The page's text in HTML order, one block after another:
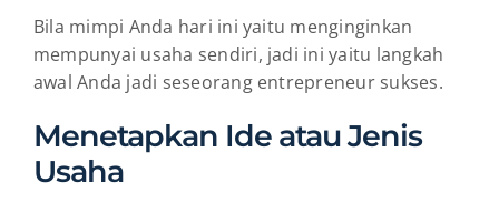
Bila mimpi Anda hari ini yaitu menginginkan
mempunyai usaha sendiri, jadi ini yaitu langkah
awal Anda jadi seseorang entrepreneur sukses.
Menetapkan Ide atau Jenis
Usaha